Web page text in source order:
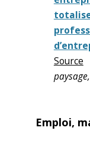
Source
Emploi,